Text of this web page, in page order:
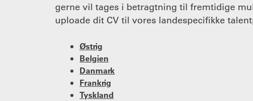
gerne vil tages i betragtning til fremtidige
uploade dit CV til vores landespecifikke
Østrig
Belgien
Danmark
Frankrig
Tyskland